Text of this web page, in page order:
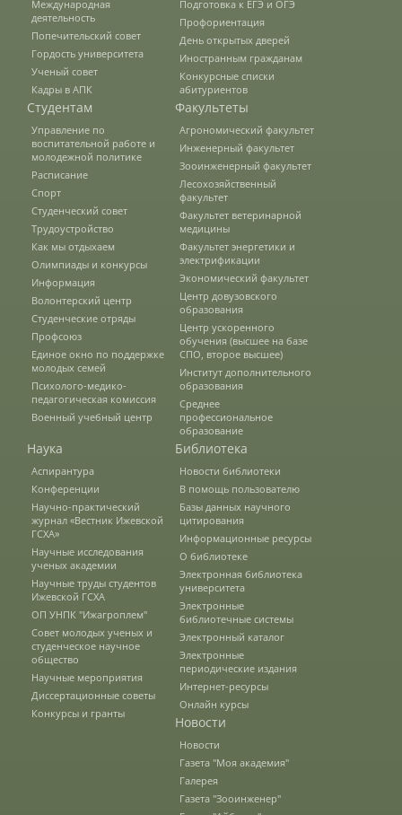
Психолого-медико-педагогическая
Военный учебный центр
Факультеты
Агрономический факультет
Кафедры АФ
История факультета
Учебно-материальная база
Выпускники факультета
Направления подготовки
Научные разработки
Консультационные услуги
Список публикаций
Информационные системы
Инженерный факультет
Международная
деятельность
Попечительский совет
Гордость университета
Ученый совет
Кадры в АПК
Подготовка к ЕГЭ и ОГЭ
Профориентация
День открытых дверей
Иностранным гражданам
Конкурсные списки
абитуриентов
Студентам
Управление по
воспитательной работе и
молодежной политике
Расписание
Спорт
Студенческий совет
Трудоустройство
Как мы отдыхаем
Олимпиады и конкурсы
Информация
Волонтерский центр
Студенческие отряды
Профсоюз
Единое окно по поддержке
молодых семей
Психолого-медико-
педагогическая комиссия
Военный учебный центр
Факультеты
Агрономический факультет
Инженерный факультет
Зооинженерный факультет
Лесохозяйственный
факультет
Факультет ветеринарной
медицины
Факультет энергетики и
электрификации
Экономический факультет
Центр довузовского
образования
Центр ускоренного
обучения (высшее на базе
СПО, второе высшее)
Институт дополнительного
образования
Среднее
профессиональное
образование
Наука
Аспирантура
Конференции
Научно-практический
журнал «Вестник Ижевской
ГСХА»
Научные исследования
ученых академии
Научные труды студентов
Ижевской ГСХА
ОП УНПК "Ижагроплем"
Совет молодых ученых и
студенческое научное
общество
Научные мероприятия
Диссертационные советы
Конкурсы и гранты
Библиотека
Новости библиотеки
В помощь пользователю
Базы данных научного
цитирования
Информационные ресурсы
О библиотеке
Электронная библиотека
университета
Электронные
библиотечные системы
Электронный каталог
Электронные
периодические издания
Интернет-ресурсы
Онлайн курсы
Новости
Новости
Газета "Моя академия"
Галерея
Газета "Зооинженер"